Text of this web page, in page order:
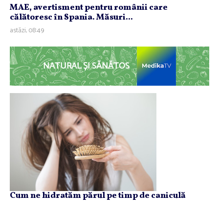
MAE, avertisment pentru românii care
călătoresc în Spania. Măsuri...
astăzi, 08:49
NATURAL ȘI SĂNĂTOS
Cum ne hidratăm părul pe timp de caniculă